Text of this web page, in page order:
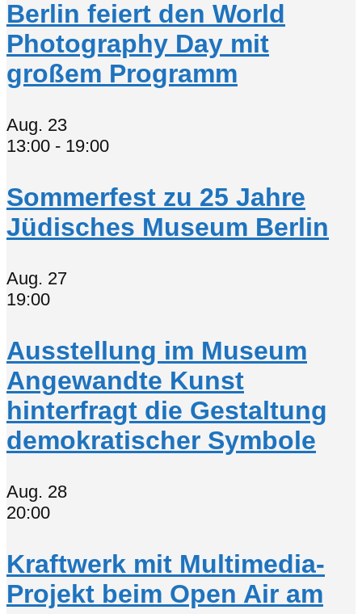
Berlin feiert den World
Photography Day mit
großem Programm
Aug. 23
13:00 - 19:00
Sommerfest zu 25 Jahre
Jüdisches Museum Berlin
Aug. 27
19:00
Ausstellung im Museum
Angewandte Kunst
hinterfragt die Gestaltung
demokratischer Symbole
Aug. 28
20:00
Kraftwerk mit Multimedia-
Projekt beim Open Air am